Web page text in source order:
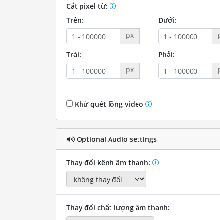
Cắt pixel từ:
Trên:
px
Dưới:
Trái:
px
Phải:
Khử quét lồng video
Optional Audio settings
Thay đổi kênh âm thanh:
Thay đổi chất lượng âm thanh: